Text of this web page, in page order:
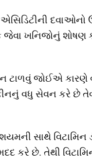
જેવા ખનિજોનું
ટાળવું જોઈએ કારણે
વધુ સેવન કરે છે
સાથે
કરે છે. તેથી